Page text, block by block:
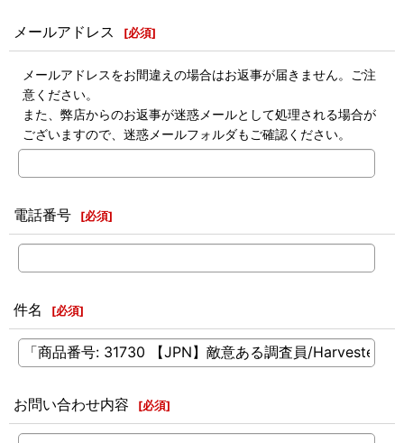
メールアドレス [必須]
メールアドレスをお間違えの場合はお返事が届きません。ご注
意ください。
また、弊店からのお返事が迷惑メールとして処理される場合が
ございますので、迷惑メールフォルダもご確認ください。
電話番号 [必須]
件名 [必須]
お問い合わせ内容 [必須]